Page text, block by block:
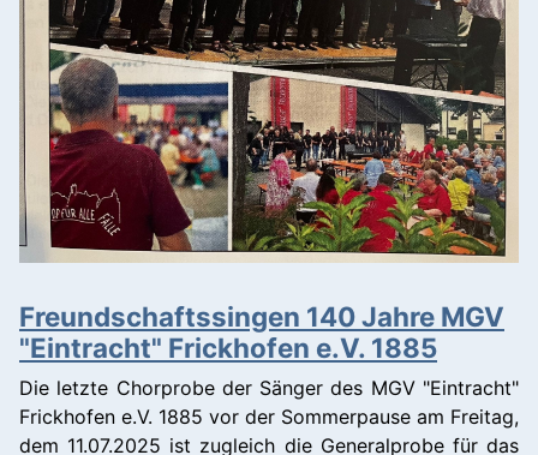
Freundschaftssingen 140 Jahre MGV
"Eintracht" Frickhofen e.V. 1885
Die letzte Chorprobe der Sänger des MGV "Eintracht"
Frickhofen e.V. 1885 vor der Sommerpause am Freitag,
dem 11.07.2025 ist zugleich die Generalprobe für das